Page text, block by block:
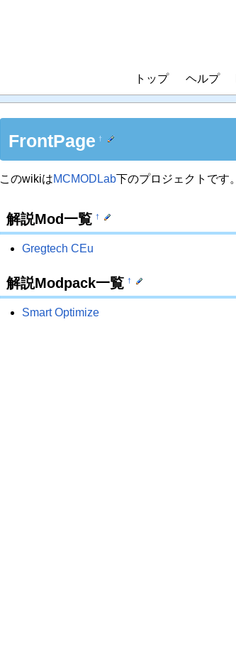
トップ ヘルプ
FrontPage †
このwikiはMCMODLab下のプロジェクトです。
解説Mod一覧 †
Gregtech CEu
解説Modpack一覧 †
Smart Optimize